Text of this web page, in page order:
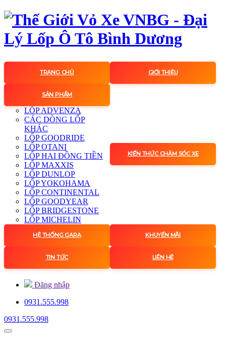
TRANG CHỦ GIỚI THIỆU
SẢN PHẨM
LỐP ADVENZA
CÁC DÒNG LỐP
KHÁC
LỐP GOODRIDE
LỐP OTANI
LỐP HAI ĐỒNG TIỀN
LỐP MAXXIS
LỐP DUNLOP
LỐP YOKOHAMA
LỐP CONTINENTAL
LỐP GOODYEAR
LỐP BRIDGESTONE
LỐP MICHELIN
KIẾN THỨC CHĂM SÓC XE
HỆ THỐNG GARA KHUYẾN MÃI
TIN TỨC LIÊN HỆ
Đăng nhập
0931.555.998
0931.555.998